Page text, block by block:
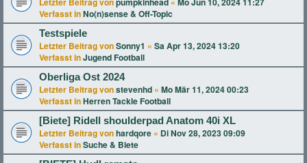
Verfasst inNo(n)sense & Off-Topic
Testspiele
Letzter Beitrag vonSonny1 « Sa Apr 13, 2024 13:20
Verfasst inJugend Football
Oberliga Ost 2024
Letzter Beitrag vonstevenhd « Mo Mär 11, 2024 00:23
Verfasst inHerren Tackle Football
[Biete] Ridell shoulderpad Anatom 40i XL
Letzter Beitrag vonhardqore « Di Nov 28, 2023 09:09
Verfasst inSuche & Biete